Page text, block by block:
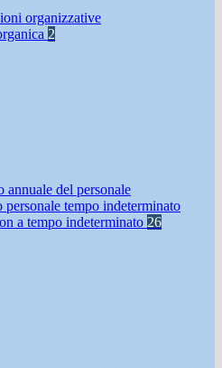
organizzative
2
annuale del personale
personale tempo indeterminato
a tempo indeterminato 26